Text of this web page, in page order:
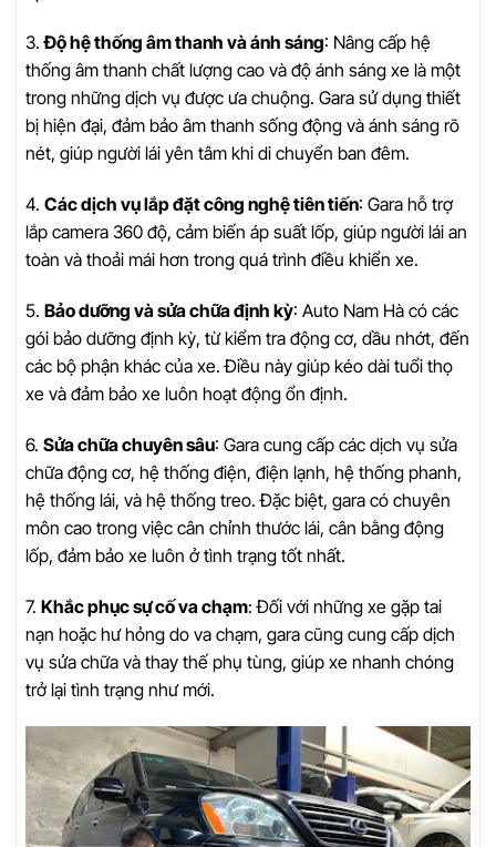
3.Độ hệ thống âm thanh và ánh sáng: Nâng cấp hệ
thống âm thanh chất lượng cao và độ ánh sáng xe là một
trong những dịch vụ được ưa chuộng. Gara sử dụng thiết
bị hiện đại, đảm bảo âm thanh sống động và ánh sáng rõ
nét, giúp người lái yên tâm khi di chuyển ban đêm.
4. Các dịch vụ lắp đặt công nghệ tiên tiến: Gara hỗ trợ
lắp camera 360 độ, cảm biến áp suất lốp, giúp người lái an
toàn và thoải mái hơn trong quá trình điều khiển xe.
5. Bảo dưỡng và sửa chữa định kỳ: Auto Nam Hà có các
gói bảo dưỡng định kỳ, từ kiểm tra động cơ, dầu nhớt, đến
các bộ phận khác của xe. Điều này giúp kéo dài tuổi thọ
xe và đảm bảo xe luôn hoạt động ổn định.
6. Sửa chữa chuyên sâu: Gara cung cấp các dịch vụ sửa
chữa động cơ, hệ thống điện, điện lạnh, hệ thống phanh,
hệ thống lái, và hệ thống treo. Đặc biệt, gara có chuyên
môn cao trong việc cân chỉnh thước lái, cân bằng động
lốp, đảm bảo xe luôn ở tình trạng tốt nhất.
7. Khắc phục sự cố va chạm: Đối với những xe gặp tai
nạn hoặc hư hỏng do va chạm, gara cũng cung cấp dịch
vụ sửa chữa và thay thế phụ tùng, giúp xe nhanh chóng
trở lại tình trạng như mới.